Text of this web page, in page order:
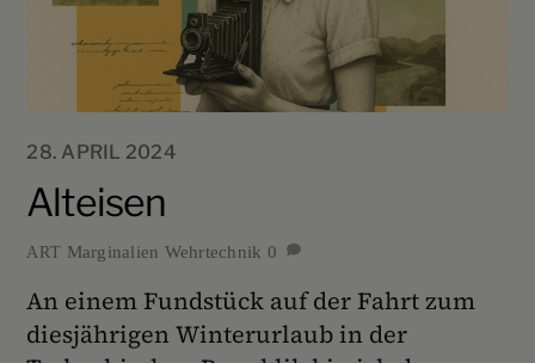
28. APRIL 2024
Alteisen
ART Marginalien Wehrtechnik 0
An einem Fundstück auf der Fahrt zum
diesjährigen Winterurlaub in der